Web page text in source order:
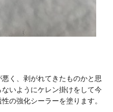
く、剥がれてきたものかと思
いようにケレン掛けをして今
の強化シーラーを塗ります。